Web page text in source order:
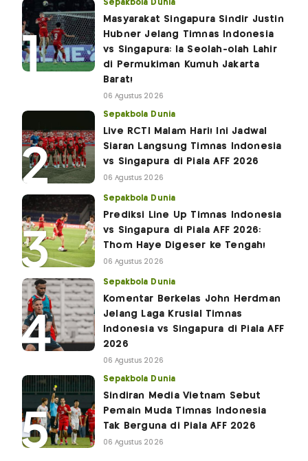
Sepakbola Dunia
Masyarakat Singapura Sindir Justin
Hubner Jelang Timnas Indonesia
vs Singapura: Ia Seolah-olah Lahir
di Permukiman Kumuh Jakarta
Barat!
06 Agustus 2026
Sepakbola Dunia
Live RCTI Malam Hari! Ini Jadwal
Siaran Langsung Timnas Indonesia
vs Singapura di Piala AFF 2026
06 Agustus 2026
Sepakbola Dunia
Prediksi Line Up Timnas Indonesia
vs Singapura di Piala AFF 2026:
Thom Haye Digeser ke Tengah!
06 Agustus 2026
Sepakbola Dunia
Komentar Berkelas John Herdman
Jelang Laga Krusial Timnas
Indonesia vs Singapura di Piala AFF
2026
06 Agustus 2026
Sepakbola Dunia
Sindiran Media Vietnam Sebut
Pemain Muda Timnas Indonesia
Tak Berguna di Piala AFF 2026
06 Agustus 2026